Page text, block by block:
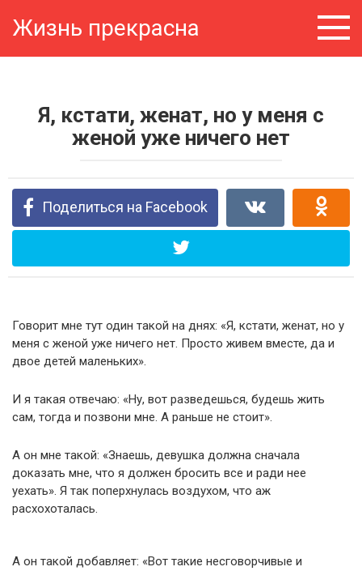
Жизнь прекрасна
Я, кстати, женат, но у меня с
женой уже ничего нет
Поделиться на Facebook
Говорит мне тут один такой на днях: «Я, кстати, женат, но у
меня с женой уже ничего нет. Просто живем вместе, да и
двое детей маленьких».
И я такая отвечаю: «Ну, вот разведешься, будешь жить
сам, тогда и позвони мне. А раньше не стоит».
А он мне такой: «Знаешь, девушка должна сначала
доказать мне, что я должен бросить все и ради нее
уехать». Я так поперхнулась воздухом, что аж
расхохоталась.
А он такой добавляет: «Вот такие несговорчивые и